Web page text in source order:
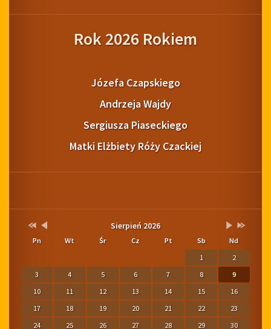
Rok 2026 Rokiem
Józefa Czapskiego
Andrzeja Wajdy
Sergiusza Piaseckiego
Matki Elżbiety Róży Czackiej
KalendariumLista
wydarzeń
Sierpień 2026Brak
w
Przestaw
na
Przestaw
na
Przestaw
na
Wrzesień
2026
Przestaw
na
Sierpień
2027
Pn Wt Śr Cz Pt Sb
Nd
1
2
3
4 5 6 7 8
9
10
11 12 13 14 15
16
17
18 19 20 21 22
23
24
25 26 27 28 29
30